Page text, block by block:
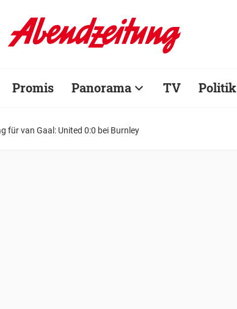
Promis Panorama TV Politik
für van Gaal: United 0:0 bei Burnley